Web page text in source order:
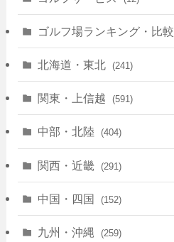
ゴルフ場ランキング・比較
北海道・東北 (241)
(128)
(10)
(35)
関東・上信越 (591)
(146)
(40)
中部・北陸 (404)
(13)
(83)
関西・近畿 (291)
(39)
(25)
中国・四国 (152)
(7)
九州・沖縄 (259)